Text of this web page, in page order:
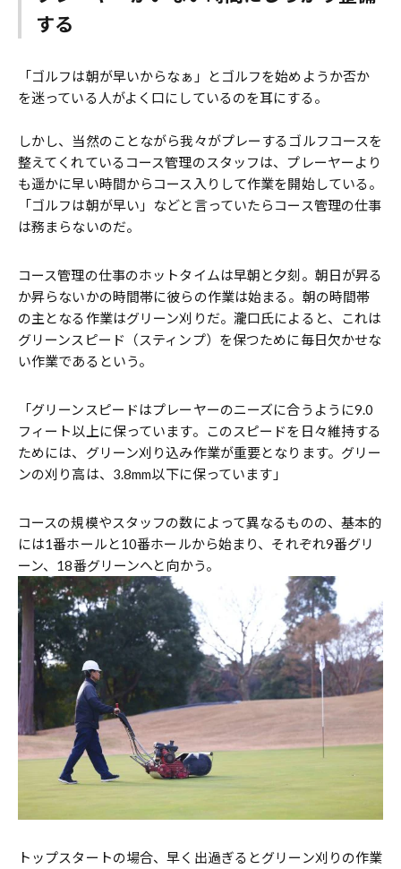
する
「ゴルフは朝が早いからなぁ」とゴルフを始めようか否か
を迷っている人がよく口にしているのを耳にする。
しかし、当然のことながら我々がプレーするゴルフコースを
整えてくれているコース管理のスタッフは、プレーヤーより
も遥かに早い時間からコース入りして作業を開始している。
「ゴルフは朝が早い」などと言っていたらコース管理の仕事
は務まらないのだ。
コース管理の仕事のホットタイムは早朝と夕刻。朝日が昇る
か昇らないかの時間帯に彼らの作業は始まる。朝の時間帯
の主となる作業はグリーン刈りだ。瀧口氏によると、これは
グリーンスピード（スティンプ）を保つために毎日欠かせな
い作業であるという。
「グリーンスピードはプレーヤーのニーズに合うように9.0
フィート以上に保っています。このスピードを日々維持する
ためには、グリーン刈り込み作業が重要となります。グリー
ンの刈り高は、3.8mm以下に保っています」
コースの規模やスタッフの数によって異なるものの、基本的
には1番ホールと10番ホールから始まり、それぞれ9番グリ
ーン、18番グリーンへと向かう。
トップスタートの場合、早く出過ぎるとグリーン刈りの作業